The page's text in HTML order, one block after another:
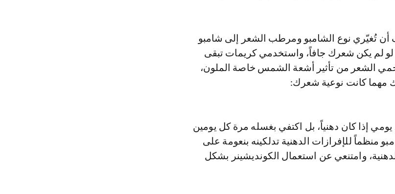
لم يكن شعرك جافاً، واستخدمي كريمات تبقى
الشعر من تأثير أشعة الشمس خاصة الملون،
مهما كانت نوعية شعرك:
إذا كان دهنياً، بل اكتفي بغسله مرة كل يومين
منظماً للإفرازات الدهنية تدلكينه بنعومة على
وامتنعي عن استعمال الكونديشينر بشكل